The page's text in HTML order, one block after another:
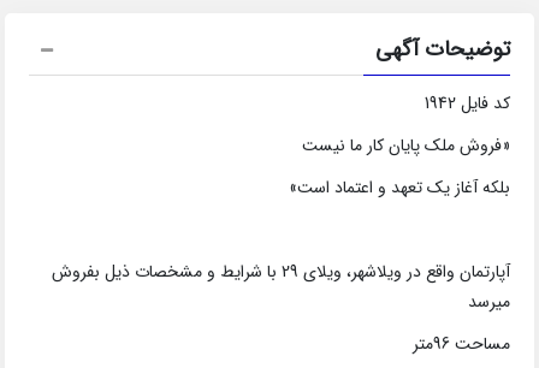
توضیحات آگهی
کد فایل 1942
«فروش ملک پایان کار ما نیست
بلکه آغاز یک تعهد و اعتماد است»
آپارتمان واقع در ویلاشهر، ویلای 29 با شرایط و مشخصات ذیل بفروش
میرسد
مساحت 96متر